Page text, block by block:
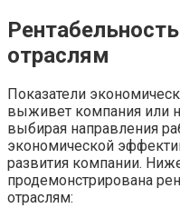
отраслям
Показатели
выживет компания или
выбирая направления
экономической
развития компании.
продемонстрирована
отраслям: